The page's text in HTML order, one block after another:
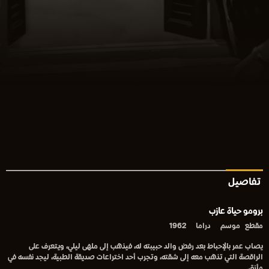
تفاصيل
برومو حياة عازب
مقطع موسم دراما 1962
يصاب عمر بالإحباط بعد رفض والد حبيبته له، فيذهب إلى ملهى ليلي، ويتعرف على
الراقصة التي تذهب معه إلى شقته، وتجرب أحد اختراعات صديقة الطبية، ليجد نفسه في